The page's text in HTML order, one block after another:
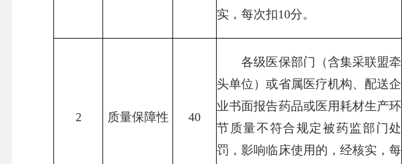
实，每次扣10分。
2 质量保障性 40
各级医保部门（含集采联盟牵
头单位）或省属医疗机构、配送企
业书面报告药品或医用耗材生产环
节质量不符合规定被药监部门处
罚，影响临床使用的，经核实，每